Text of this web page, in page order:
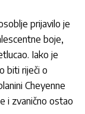
prijavilo je
boje,
Iako je
biti riječi o
Cheyenne
i zvanično ostao